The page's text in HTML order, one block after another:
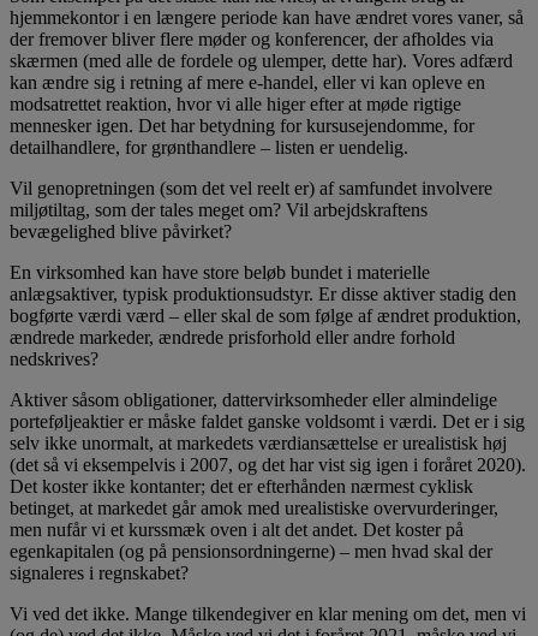
hjemmekontor i en længere periode kan have ændret vores vaner, så
der fremover bliver flere møder og konferencer, der afholdes via
skærmen (med alle de fordele og ulemper, dette har). Vores adfærd
kan ændre sig i retning af mere e-handel, eller vi kan opleve en
modsatrettet reaktion, hvor vi alle higer efter at møde rigtige
mennesker igen. Det har betydning for kursusejendomme, for
detailhandlere, for grønthandlere – listen er uendelig.
Vil genopretningen (som det vel reelt er) af samfundet involvere
miljøtiltag, som der tales meget om? Vil arbejdskraftens
bevægelighed blive påvirket?
En virksomhed kan have store beløb bundet i materielle
anlægsaktiver, typisk produktionsudstyr. Er disse aktiver stadig den
bogførte værdi værd – eller skal de som følge af ændret produktion,
ændrede markeder, ændrede prisforhold eller andre forhold
nedskrives?
Aktiver såsom obligationer, dattervirksomheder eller almindelige
porteføljeaktier er måske faldet ganske voldsomt i værdi. Det er i sig
selv ikke unormalt, at markedets værdiansættelse er urealistisk høj
(det så vi eksempelvis i 2007, og det har vist sig igen i foråret 2020).
Det koster ikke kontanter; det er efterhånden nærmest cyklisk
betinget, at markedet går amok med urealistiske overvurderinger,
men nufår vi et kurssmæk oven i alt det andet. Det koster på
egenkapitalen (og på pensionsordningerne) – men hvad skal der
signaleres i regnskabet?
Vi ved det ikke. Mange tilkendegiver en klar mening om det, men vi